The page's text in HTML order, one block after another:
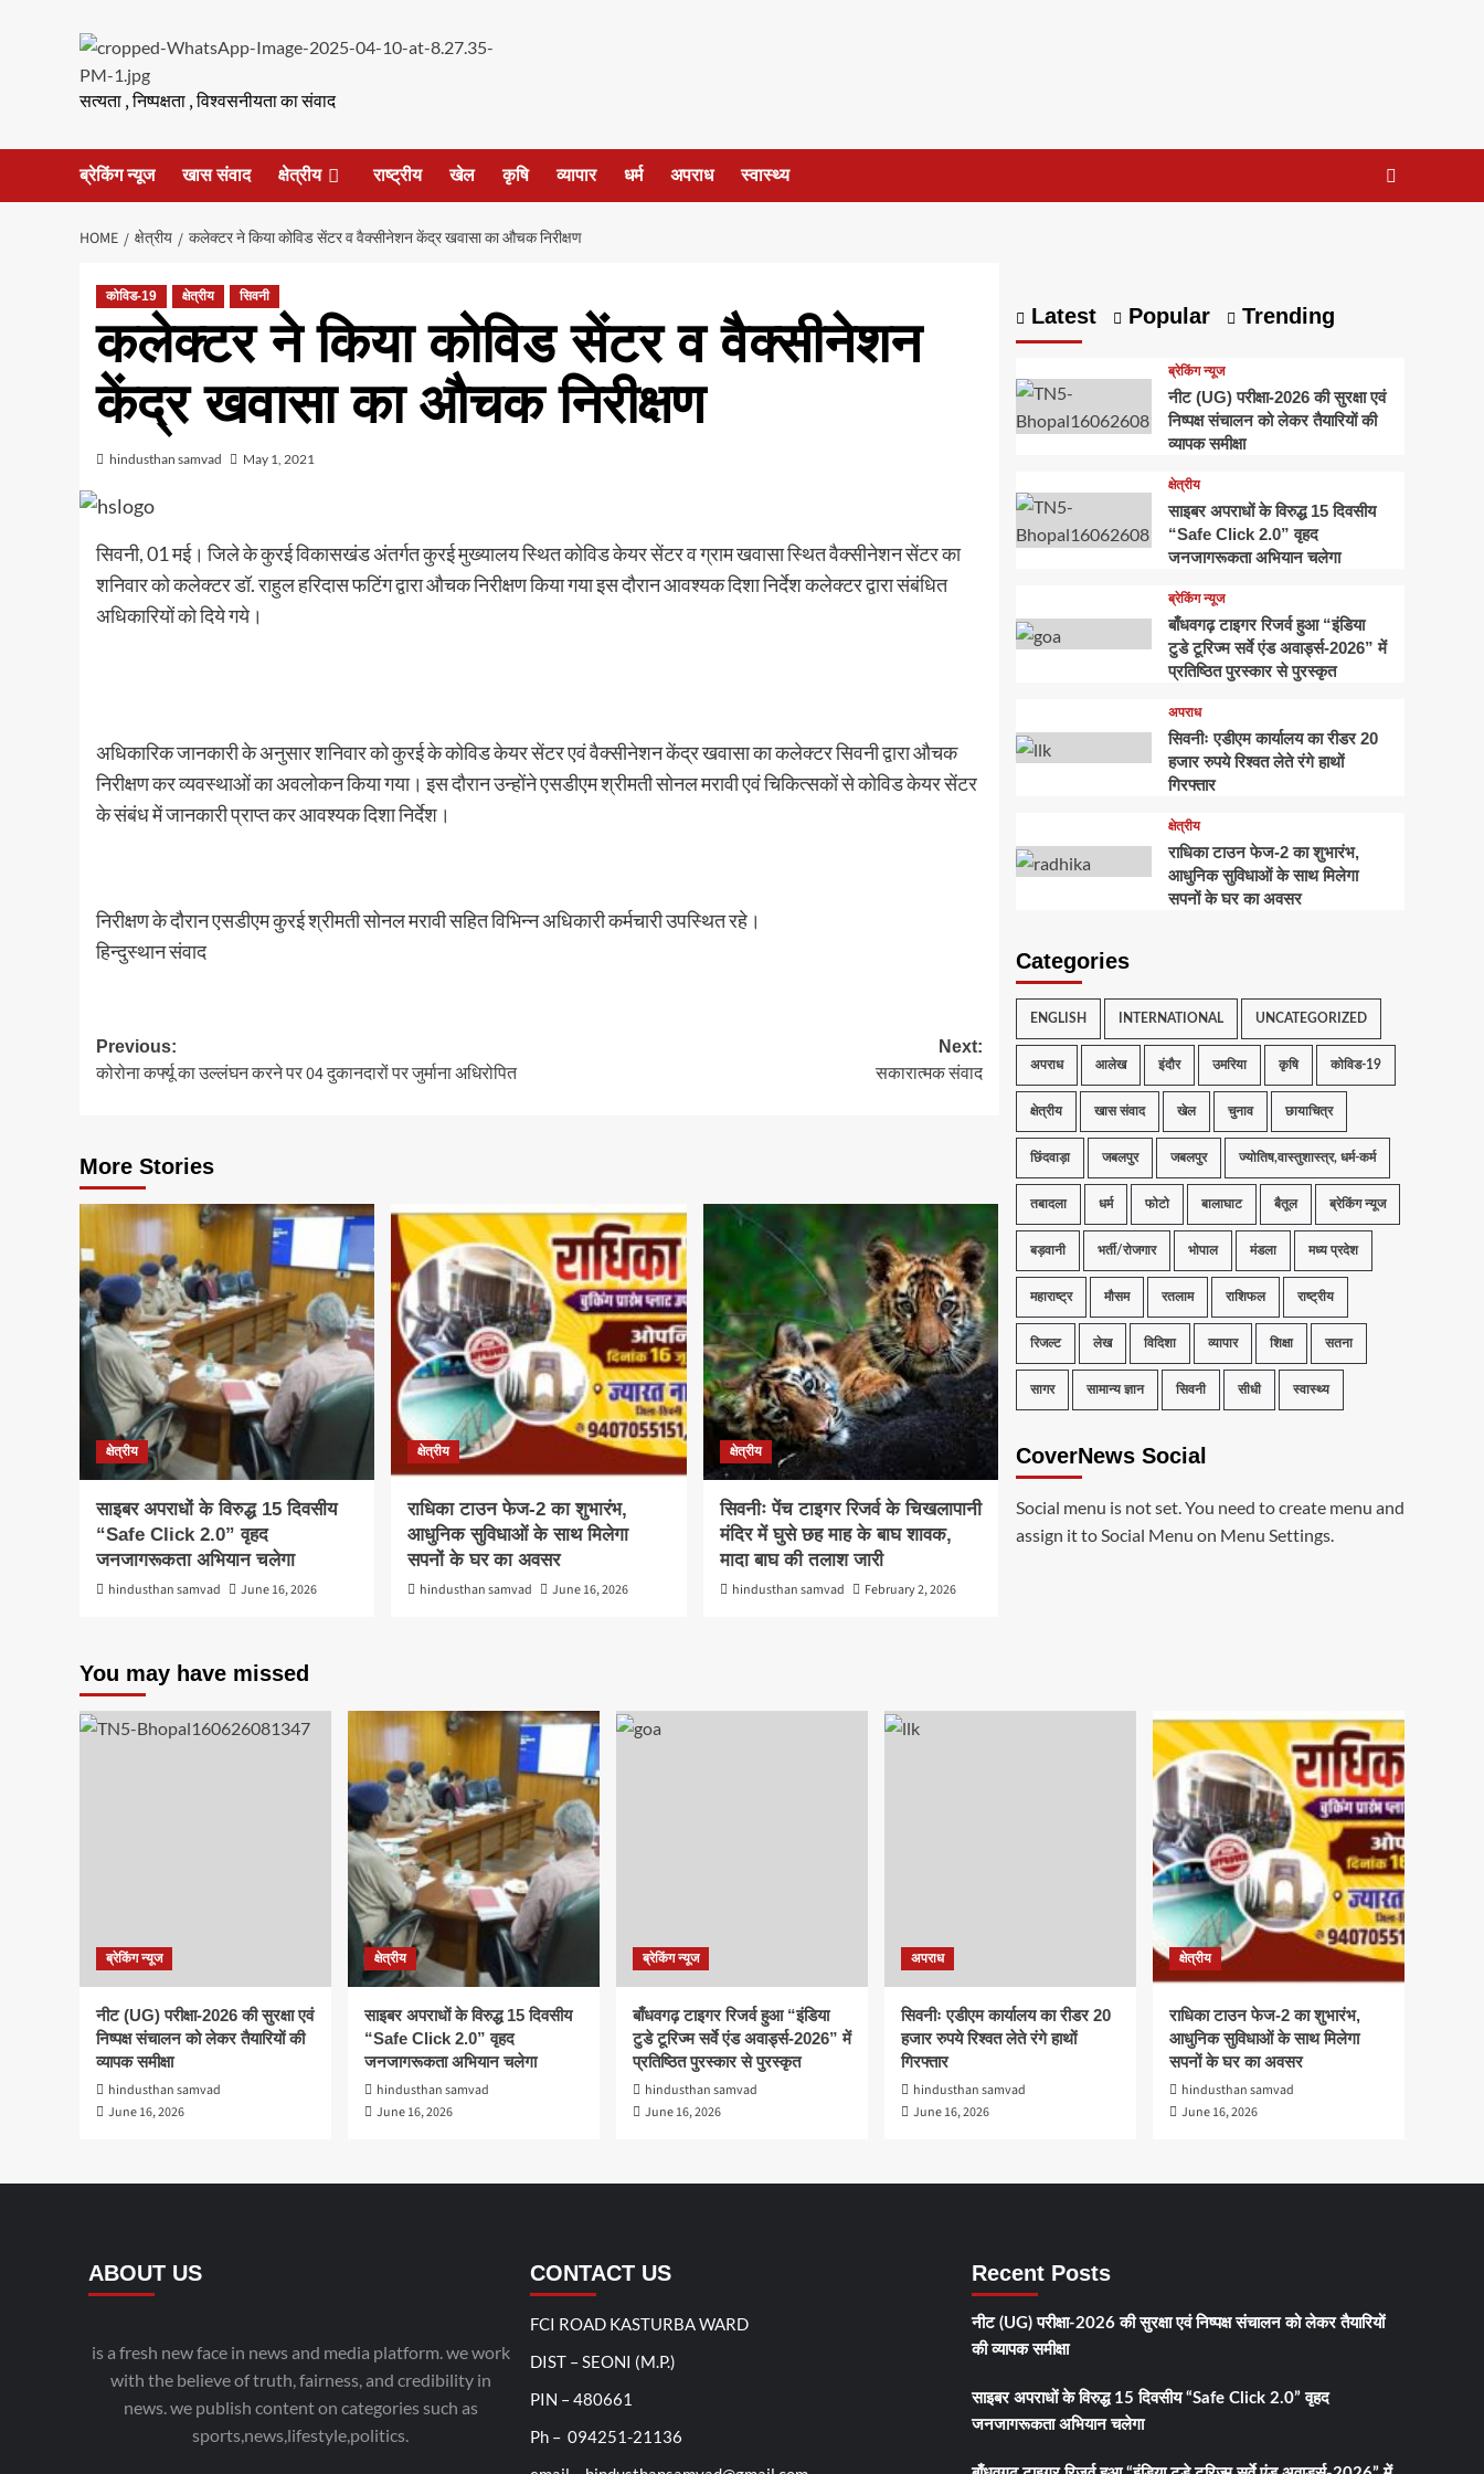
सत्यता , निष्पक्षता , विश्वसनीयता का संवाद
ब्रेकिंग न्यूज खास संवाद क्षेत्रीय राष्ट्रीय खेल कृषि व्यापार धर्म अपराध स्वास्थ्य
HOME क्षेत्रीय कलेक्टर ने किया कोविड सेंटर व वैक्सीनेशन केंद्र खवासा का औचक निरीक्षण
कोविड-19 क्षेत्रीय सिवनी
कलेक्टर ने किया कोविड सेंटर व वैक्सीनेशन
केंद्र खवासा का औचक निरीक्षण
hindusthan samvad May 1, 2021
सिवनी, 01 मई। जिले के कुरई विकासखंड अंतर्गत कुरई मुख्यालय स्थित कोविड केयर सेंटर व ग्राम खवासा स्थित वैक्सीनेशन सेंटर का
शनिवार को कलेक्टर डॉ. राहुल हरिदास फटिंग द्वारा औचक निरीक्षण किया गया इस दौरान आवश्यक दिशा निर्देश कलेक्टर द्वारा संबंधित
अधिकारियों को दिये गये।
अधिकारिक जानकारी के अनुसार शनिवार को कुरई के कोविड केयर सेंटर एवं वैक्सीनेशन केंद्र खवासा का कलेक्टर सिवनी द्वारा औचक
निरीक्षण कर व्यवस्थाओं का अवलोकन किया गया। इस दौरान उन्होंने एसडीएम श्रीमती सोनल मरावी एवं चिकित्सकों से कोविड केयर सेंटर
के संबंध में जानकारी प्राप्त कर आवश्यक दिशा निर्देश।
निरीक्षण के दौरान एसडीएम कुरई श्रीमती सोनल मरावी सहित विभिन्न अधिकारी कर्मचारी उपस्थित रहे।
हिन्दुस्थान संवाद
Post
navigation
Previous:
कोरोना कर्फ्यू का उल्लंघन करने पर 04 दुकानदारों पर जुर्माना अधिरोपित
Next:
सकारात्मक संवाद
More Stories
क्षेत्रीय
साइबर अपराधों के विरुद्ध 15 दिवसीय
“Safe Click 2.0” वृहद
जनजागरूकता अभियान चलेगा
hindusthan samvad June 16, 2026
क्षेत्रीय
राधिका टाउन फेज-2 का शुभारंभ,
आधुनिक सुविधाओं के साथ मिलेगा
सपनों के घर का अवसर
hindusthan samvad June 16, 2026
क्षेत्रीय
सिवनीः पेंच टाइगर रिजर्व के चिखलापानी
मंदिर में घुसे छह माह के बाघ शावक,
मादा बाघ की तलाश जारी
hindusthan samvad February 2, 2026
Latest Popular Trending
ब्रेकिंग न्यूज
नीट (UG) परीक्षा-2026 की सुरक्षा एवं
निष्पक्ष संचालन को लेकर तैयारियों की
व्यापक समीक्षा
क्षेत्रीय
साइबर अपराधों के विरुद्ध 15 दिवसीय
“Safe Click 2.0” वृहद
जनजागरूकता अभियान चलेगा
ब्रेकिंग न्यूज
बाँधवगढ़ टाइगर रिजर्व हुआ “इंडिया
टुडे टूरिज्म सर्वे एंड अवार्ड्स-2026” में
प्रतिष्ठित पुरस्कार से पुरस्कृत
अपराध
सिवनीः एडीएम कार्यालय का रीडर 20
हजार रुपये रिश्वत लेते रंगे हाथों
गिरफ्तार
क्षेत्रीय
राधिका टाउन फेज-2 का शुभारंभ,
आधुनिक सुविधाओं के साथ मिलेगा
सपनों के घर का अवसर
Categories
ENGLISH INTERNATIONAL UNCATEGORIZED
अपराध आलेख इंदौर उमरिया कृषि कोविड-19
क्षेत्रीय खास संवाद खेल चुनाव छायाचित्र
छिंदवाड़ा जबलपुर जबलपुर ज्योतिष,वास्तुशास्त्र, धर्म-कर्म
तबादला धर्म फोटो बालाघाट बैतूल ब्रेकिंग न्यूज
बड़वानी भर्ती/रोजगार भोपाल मंडला मध्य प्रदेश
महाराष्ट्र मौसम रतलाम राशिफल राष्ट्रीय
रिजल्ट लेख विदिशा व्यापार शिक्षा सतना
सागर सामान्य ज्ञान सिवनी सीधी स्वास्थ्य
CoverNews Social
Social menu is not set. You need to create menu and
assign it to Social Menu on Menu Settings.
You may have missed
ब्रेकिंग न्यूज
नीट (UG) परीक्षा-2026 की सुरक्षा एवं
निष्पक्ष संचालन को लेकर तैयारियों की
व्यापक समीक्षा
hindusthan samvad
June 16, 2026
क्षेत्रीय
साइबर अपराधों के विरुद्ध 15 दिवसीय
“Safe Click 2.0” वृहद
जनजागरूकता अभियान चलेगा
hindusthan samvad
June 16, 2026
ब्रेकिंग न्यूज
बाँधवगढ़ टाइगर रिजर्व हुआ “इंडिया
टुडे टूरिज्म सर्वे एंड अवार्ड्स-2026” में
प्रतिष्ठित पुरस्कार से पुरस्कृत
hindusthan samvad
June 16, 2026
अपराध
सिवनीः एडीएम कार्यालय का रीडर 20
हजार रुपये रिश्वत लेते रंगे हाथों
गिरफ्तार
hindusthan samvad
June 16, 2026
क्षेत्रीय
राधिका टाउन फेज-2 का शुभारंभ,
आधुनिक सुविधाओं के साथ मिलेगा
सपनों के घर का अवसर
hindusthan samvad
June 16, 2026
ABOUT US
is a fresh new face in news and media platform. we work
with the believe of truth, fairness, and credibility in
news. we publish content on categories such as
sports,news,lifestyle,politics.
CONTACT US
FCI ROAD KASTURBA WARD
DIST – SEONI (M.P.)
PIN – 480661
Ph – 094251-21136
Recent Posts
नीट (UG) परीक्षा-2026 की सुरक्षा एवं निष्पक्ष संचालन को लेकर तैयारियों
की व्यापक समीक्षा
साइबर अपराधों के विरुद्ध 15 दिवसीय “Safe Click 2.0” वृहद
जनजागरूकता अभियान चलेगा